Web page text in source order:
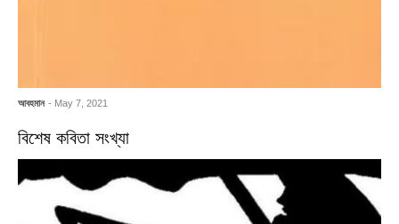
আবহমান - May 7, 2021
বিশেষ কবিতা সংখ্যা